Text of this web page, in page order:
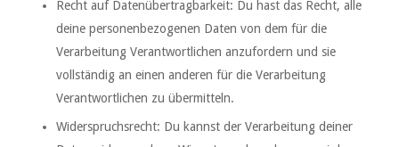
Recht auf Datenübertragbarkeit: Du hast das Recht, alle
deine personenbezogenen Daten von dem für die
Verarbeitung Verantwortlichen anzufordern und sie
vollständig an einen anderen für die Verarbeitung
Verantwortlichen zu übermitteln.
Widerspruchsrecht: Du kannst der Verarbeitung deiner